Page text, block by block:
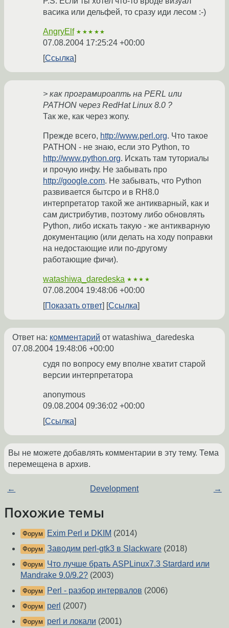
васика или дельфей, то сразу иди лесом :-)
AngryElf ★★★★★
07.08.2004 17:25:24 +00:00
Ссылка
> как програмироапть на PERL или
PATHON через RedHat Linux 8.0 ?
Так же, как через жопу.
Прежде всего, http://www.perl.org. Что такое
PATHON - не знаю, если это Python, то
http://www.python.org. Искать там туториалы
и прочую инфу. Не забывать про
http://google.com. Не забывать, что Python
развивается бытсро и в RH8.0
интерпретатор такой же антикварный, как и
сам дистрибутив, поэтому либо обновлять
Python, либо искать такую - же антикварную
документацию (или делать на ходу поправки
на недостающие или по-другому
работающие фичи).
watashiwa_daredeska ★★★★
07.08.2004 19:48:06 +00:00
Показать ответ
Ссылка
Ответ на: комментарий от watashiwa_daredeska
07.08.2004 19:48:06 +00:00
судя по вопросу ему вполне хватит старой
версии интерпретатора
anonymous
09.08.2004 09:36:02 +00:00
Ссылка
Вы не можете добавлять комментарии в эту тему. Тема
перемещена в архив.
← Development →
Похожие темы
Форум Exim Perl и DKIM (2014)
Форум Заводим perl-gtk3 в Slackware (2018)
Форум
Что лучше брать ASPLinux7.3 Stardard или
Mandrake 9.0/9.2? (2003)
Форум Perl - разбор интервалов (2006)
Форум perl (2007)
Форум perl и локали (2001)